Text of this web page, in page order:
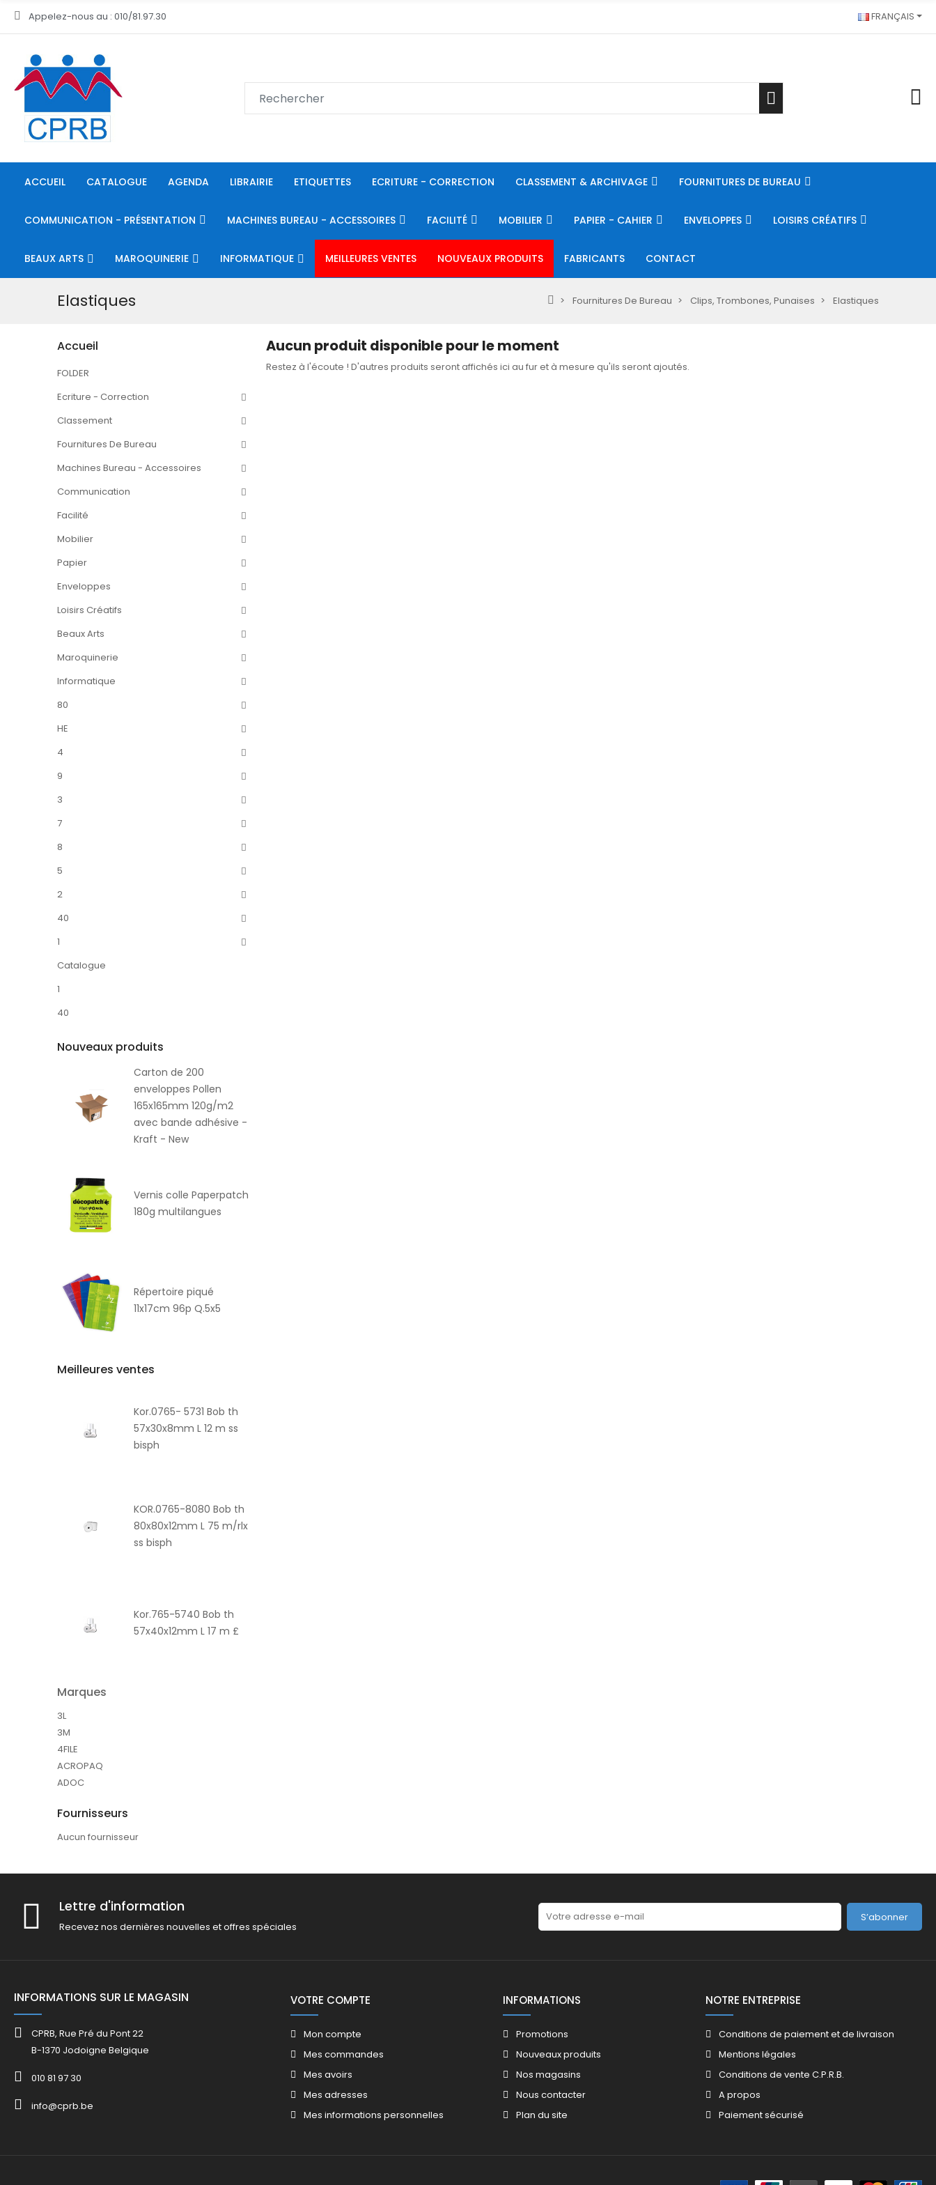
Appelez-nous au : 010/81.97.30 FRANÇAIS
ACCUEIL CATALOGUE AGENDA LIBRAIRIE ETIQUETTES ECRITURE - CORRECTION CLASSEMENT & ARCHIVAGE FOURNITURES DE BUREAU
COMMUNICATION - PRÉSENTATION MACHINES BUREAU - ACCESSOIRES FACILITÉ MOBILIER PAPIER - CAHIER ENVELOPPES LOISIRS CRÉATIFS
BEAUX ARTS MAROQUINERIE INFORMATIQUE MEILLEURES VENTES NOUVEAUX PRODUITS FABRICANTS CONTACT
Elastiques Fournitures De Bureau Clips, Trombones, Punaises Elastiques
Accueil
FOLDER
Ecriture - Correction
Classement
Fournitures De Bureau
Machines Bureau - Accessoires
Communication
Facilité
Mobilier
Papier
Enveloppes
Loisirs Créatifs
Beaux Arts
Maroquinerie
Informatique
80
HE
4
9
3
7
8
5
2
40
1
Catalogue
1
40
Nouveaux produits
Carton de 200
enveloppes Pollen
165x165mm 120g/m2
avec bande adhésive -
Kraft - New
Vernis colle Paperpatch
180g multilangues
Répertoire piqué
11x17cm 96p Q.5x5
Meilleures ventes
Kor.0765- 5731 Bob th
57x30x8mm L 12 m ss
bisph
KOR.0765-8080 Bob th
80x80x12mm L 75 m/rlx
ss bisph
Kor.765-5740 Bob th
57x40x12mm L 17 m £
Marques
3L
3M
4FILE
ACROPAQ
ADOC
Fournisseurs
Aucun fournisseur
Aucun produit disponible pour le moment
Restez à l'écoute ! D'autres produits seront affichés ici au fur et à mesure qu'ils seront ajoutés.
Lettre d'information
Recevez nos dernières nouvelles et offres spéciales
S’abonner
INFORMATIONS SUR LE MAGASIN
CPRB, Rue Pré du Pont 22
B-1370 Jodoigne Belgique
010 81 97 30
info@cprb.be
VOTRE COMPTE
Mon compte
Mes commandes
Mes avoirs​
Mes adresses
Mes informations personnelles
INFORMATIONS
Promotions​
Nouveaux produits​
Nos magasins​
Nous contacter​
Plan du site​
NOTRE ENTREPRISE
Conditions de paiement et de livraison
Mentions légales
Conditions de vente C.P.R.B.
A propos
Paiement sécurisé